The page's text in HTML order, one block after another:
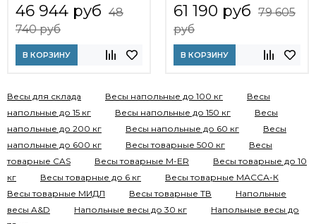
46 944 руб 48
740 руб
В КОРЗИНУ
61 190 руб 79 605
руб
В КОРЗИНУ
Весы для склада Весы напольные до 100 кг
Весы
напольные до 15 кг
Весы напольные до 150 кг
Весы
напольные до 200 кг
Весы напольные до 60 кг
Весы
напольные до 600 кг
Весы товарные 500 кг
Весы
товарные CAS
Весы товарные M-ER
Весы товарные до 10
кг
Весы товарные до 6 кг
Весы товарные МАССА-К
Весы товарные МИДЛ
Весы товарные ТВ
Напольные
весы A&D
Напольные весы до 30 кг
Напольные весы до